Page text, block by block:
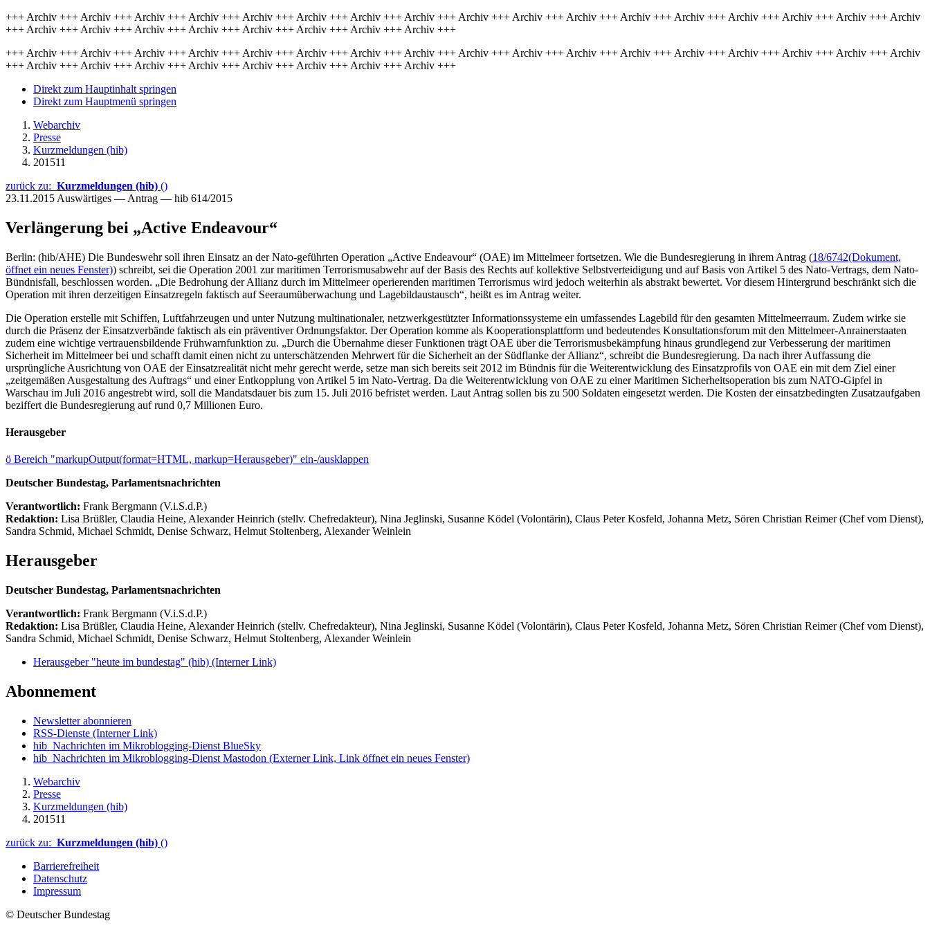
+++ Archiv +++ Archiv +++ Archiv +++ Archiv +++ Archiv +++ Archiv +++ Archiv +++ Archiv +++ Archiv +++ Archiv +++ Archiv +++ Archiv +++ Archiv +++ Archiv +++ Archiv +++ Archiv +++ Archiv
+++ Archiv +++ Archiv +++ Archiv +++ Archiv +++ Archiv +++ Archiv +++ Archiv +++ Archiv +++
+++ Archiv +++ Archiv +++ Archiv +++ Archiv +++ Archiv +++ Archiv +++ Archiv +++ Archiv +++ Archiv +++ Archiv +++ Archiv +++ Archiv +++ Archiv +++ Archiv +++ Archiv +++ Archiv +++ Archiv
+++ Archiv +++ Archiv +++ Archiv +++ Archiv +++ Archiv +++ Archiv +++ Archiv +++ Archiv +++
Direkt zum Hauptinhalt springen
Direkt zum Hauptmenü springen
Webarchiv
Presse
Kurzmeldungen (hib)
201511
zurück zu: Kurzmeldungen (hib) ()
23.11.2015 Auswärtiges — Antrag — hib 614/2015
Verlängerung bei „Active Endeavour“
Berlin: (hib/AHE) Die Bundeswehr soll ihren Einsatz an der Nato-geführten Operation „Active Endeavour“ (OAE) im Mittelmeer fortsetzen. Wie die Bundesregierung in ihrem Antrag (18/6742(Dokument,
öffnet ein neues Fenster)) schreibt, sei die Operation 2001 zur maritimen Terrorismusabwehr auf der Basis des Rechts auf kollektive Selbstverteidigung und auf Basis von Artikel 5 des Nato-Vertrags, dem Nato-
Bündnisfall, beschlossen worden. „Die Bedrohung der Allianz durch im Mittelmeer operierenden maritimen Terrorismus wird jedoch weiterhin als abstrakt bewertet. Vor diesem Hintergrund beschränkt sich die
Operation mit ihren derzeitigen Einsatzregeln faktisch auf Seeraumüberwachung und Lagebildaustausch“, heißt es im Antrag weiter.
Die Operation erstelle mit Schiffen, Luftfahrzeugen und unter Nutzung multinationaler, netzwerkgestützter Informationssysteme ein umfassendes Lagebild für den gesamten Mittelmeerraum. Zudem wirke sie
durch die Präsenz der Einsatzverbände faktisch als ein präventiver Ordnungsfaktor. Der Operation komme als Kooperationsplattform und bedeutendes Konsultationsforum mit den Mittelmeer-Anrainerstaaten
zudem eine wichtige vertrauensbildende Frühwarnfunktion zu. „Durch die Übernahme dieser Funktionen trägt OAE über die Terrorismusbekämpfung hinaus grundlegend zur Verbesserung der maritimen
Sicherheit im Mittelmeer bei und schafft damit einen nicht zu unterschätzenden Mehrwert für die Sicherheit an der Südflanke der Allianz“, schreibt die Bundesregierung. Da nach ihrer Auffassung die
ursprüngliche Ausrichtung von OAE der Einsatzrealität nicht mehr gerecht werde, setze man sich bereits seit 2012 im Bündnis für die Weiterentwicklung des Einsatzprofils von OAE ein mit dem Ziel einer
„zeitgemäßen Ausgestaltung des Auftrags“ und einer Entkopplung von Artikel 5 im Nato-Vertrag. Da die Weiterentwicklung von OAE zu einer Maritimen Sicherheitsoperation bis zum NATO-Gipfel in
Warschau im Juli 2016 angestrebt wird, soll die Mandatsdauer bis zum 15. Juli 2016 befristet werden. Laut Antrag sollen bis zu 500 Soldaten eingesetzt werden. Die Kosten der einsatzbedingten Zusatzaufgaben
beziffert die Bundesregierung auf rund 0,7 Millionen Euro.
Herausgeber
ö Bereich "markupOutput(format=HTML, markup=Herausgeber)" ein-/ausklappen
Deutscher Bundestag, Parlamentsnachrichten
Verantwortlich: Frank Bergmann (V.i.S.d.P.)
Redaktion: Lisa Brüßler, Claudia Heine, Alexander Heinrich (stellv. Chefredakteur), Nina Jeglinski, Susanne Ködel (Volontärin), Claus Peter Kosfeld, Johanna Metz, Sören Christian Reimer (Chef vom Dienst),
Sandra Schmid, Michael Schmidt, Denise Schwarz, Helmut Stoltenberg, Alexander Weinlein
Herausgeber
Deutscher Bundestag, Parlamentsnachrichten
Verantwortlich: Frank Bergmann (V.i.S.d.P.)
Redaktion: Lisa Brüßler, Claudia Heine, Alexander Heinrich (stellv. Chefredakteur), Nina Jeglinski, Susanne Ködel (Volontärin), Claus Peter Kosfeld, Johanna Metz, Sören Christian Reimer (Chef vom Dienst),
Sandra Schmid, Michael Schmidt, Denise Schwarz, Helmut Stoltenberg, Alexander Weinlein
Herausgeber "heute im bundestag" (hib) (Interner Link)
Abonnement
Newsletter abonnieren
RSS-Dienste (Interner Link)
hib_Nachrichten im Mikroblogging-Dienst BlueSky
hib_Nachrichten im Mikroblogging-Dienst Mastodon (Externer Link, Link öffnet ein neues Fenster)
Webarchiv
Presse
Kurzmeldungen (hib)
201511
zurück zu: Kurzmeldungen (hib) ()
Barrierefreiheit
Datenschutz
Impressum
© Deutscher Bundestag